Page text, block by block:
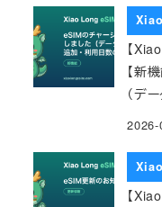
【
【新
（デ
【